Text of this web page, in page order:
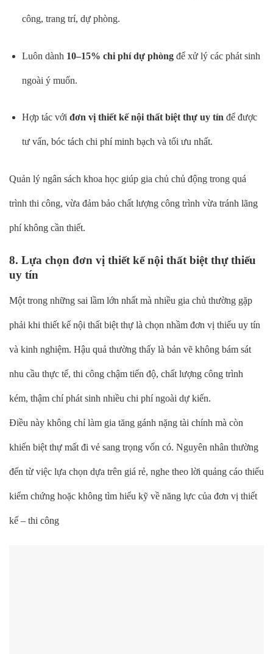
công, trang trí, dự phòng.
Luôn dành 10–15% chi phí dự phòngđể xử lý các phát sinh
ngoài ý muốn.
Hợp tác với đơn vị thiết kế nội thất biệt thự uy tínđể được
tư vấn, bóc tách chi phí minh bạch và tối ưu nhất.
Quản lý ngân sách khoa học giúp gia chủ chủ động trong quá
trình thi công, vừa đảm bảo chất lượng công trình vừa tránh lãng
phí không cần thiết.
8. Lựa chọn đơn vị thiết kế nội thất biệt thự thiếu
uy tín
Một trong những sai lầm lớn nhất mà nhiều gia chủ thường gặp
phải khi thiết kế nội thất biệt thự là chọn nhầm đơn vị thiếu uy tín
và kinh nghiệm. Hậu quả thường thấy là bản vẽ không bám sát
nhu cầu thực tế, thi công chậm tiến độ, chất lượng công trình
kém, thậm chí phát sinh nhiều chi phí ngoài dự kiến.
Điều này không chỉ làm gia tăng gánh nặng tài chính mà còn
khiến biệt thự mất đi vẻ sang trọng vốn có. Nguyên nhân thường
đến từ việc lựa chọn dựa trên giá rẻ, nghe theo lời quảng cáo thiếu
kiểm chứng hoặc không tìm hiểu kỹ về năng lực của đơn vị thiết
kế – thi công